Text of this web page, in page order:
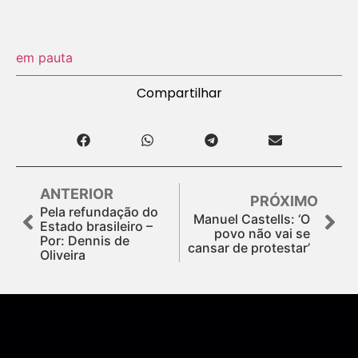
em pauta
Compartilhar
ANTERIOR
Pela refundação do
Estado brasileiro –
Por: Dennis de
Oliveira
PRÓXIMO
Manuel Castells: ‘O
povo não vai se
cansar de protestar’